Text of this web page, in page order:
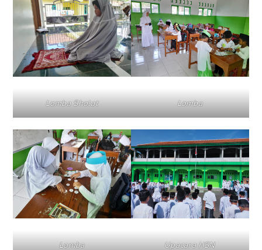
Lomba Sholat Lomba
Lomba Upacara HSN